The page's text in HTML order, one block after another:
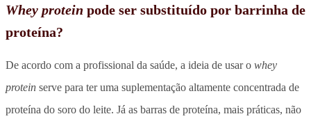
Whey protein pode ser substituído por barrinha de
proteína?
De acordo com a profissional da saúde, a ideia de usar o whey
protein serve para ter uma suplementação altamente concentrada de
proteína do soro do leite. Já as barras de proteína, mais práticas, não